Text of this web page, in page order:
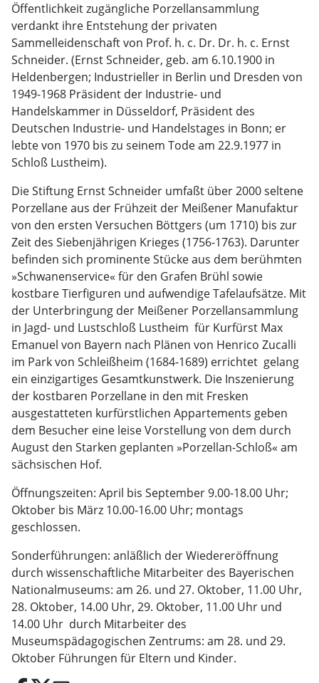
Öffentlichkeit zugängliche Porzellansammlung
verdankt ihre Entstehung der privaten
Sammelleidenschaft von Prof. h. c. Dr. Dr. h. c. Ernst
Schneider. (Ernst Schneider, geb. am 6.10.1900 in
Heldenbergen; Industrieller in Berlin und Dresden von
1949-1968 Präsident der Industrie- und
Handelskammer in Düsseldorf, Präsident des
Deutschen Industrie- und Handelstages in Bonn; er
lebte von 1970 bis zu seinem Tode am 22.9.1977 in
Schloß Lustheim).
Die Stiftung Ernst Schneider umfaßt über 2000 seltene
Porzellane aus der Frühzeit der Meißener Manufaktur
von den ersten Versuchen Böttgers (um 1710) bis zur
Zeit des Siebenjährigen Krieges (1756-1763). Darunter
befinden sich prominente Stücke aus dem berühmten
»Schwanenservice« für den Grafen Brühl sowie
kostbare Tierfiguren und aufwendige Tafelaufsätze. Mit
der Unterbringung der Meißener Porzellansammlung
in Jagd- und Lustschloß Lustheim ­ für Kurfürst Max
Emanuel von Bayern nach Plänen von Henrico Zucalli
im Park von Schleißheim (1684-1689) errichtet ­ gelang
ein einzigartiges Gesamtkunstwerk. Die Inszenierung
der kostbaren Porzellane in den mit Fresken
ausgestatteten kurfürstlichen Appartements geben
dem Besucher eine leise Vorstellung von dem durch
August den Starken geplanten »Porzellan-Schloß« am
sächsischen Hof.
Öffnungszeiten: April bis September 9.00-18.00 Uhr;
Oktober bis März 10.00-16.00 Uhr; montags
geschlossen.
Sonderführungen: anläßlich der Wiedereröffnung
durch wissenschaftliche Mitarbeiter des Bayerischen
Nationalmuseums: am 26. und 27. Oktober, 11.00 Uhr,
28. Oktober, 14.00 Uhr, 29. Oktober, 11.00 Uhr und
14.00 Uhr ­ durch Mitarbeiter des
Museumspädagogischen Zentrums: am 28. und 29.
Oktober Führungen für Eltern und Kinder.